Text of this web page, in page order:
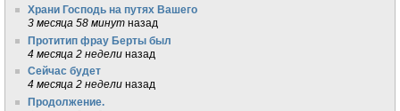
Храни Господь на путях Вашего
3 месяца 58 минут назад
Протитип фрау Берты был
4 месяца 2 недели назад
Сейчас будет
4 месяца 2 недели назад
Продолжение.